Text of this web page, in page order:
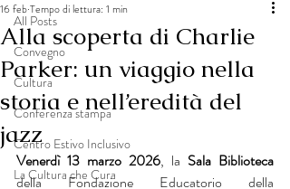
All Posts
Convegno
Cultura
Conferenza stampa
Centro Estivo Inclusivo
La Cultura che Cura
Alla scoperta di Charlie
Parker: un viaggio nella
storia e nell’eredità del
jazz
16 febTempo di lettura: 1 min
Venerdì 13 marzo 2026, la Sala Biblioteca
della Fondazione Educatorio della